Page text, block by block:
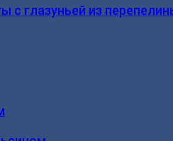
с глазуньей из